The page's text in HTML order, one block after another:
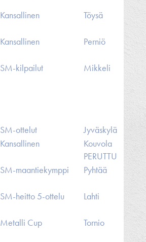
Kansallinen Töysä
Kansallinen Perniö
SM-kilpailut Mikkeli
SM-ottelut
Jyväskylä
Kansallinen
Kouvola
PERUTTU
SM-maantiekymppi Pyhtää
SM-heitto 5-ottelu Lahti
Metalli Cup Tornio